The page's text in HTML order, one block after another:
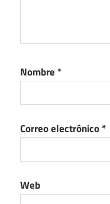
Nombre *
Correo electrónico*
Web